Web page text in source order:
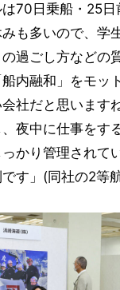
は70日乗船・25
も多いので、学
過ごし方などの
内融和」をモッ
社だと思います
夜中に仕事をす
かり管理されて
す」(同社の2等